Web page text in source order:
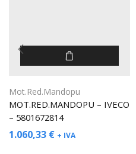
Mot.Red.Mandopu
MOT.RED.MANDOPU – IVECO
– 5801672814
1.060,33 € + IVA